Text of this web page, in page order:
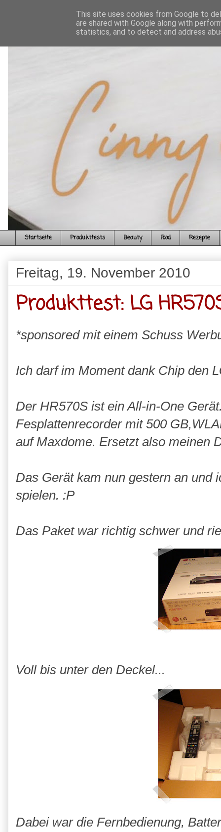
Startseite Produkttests Beauty Food Rezepte
Freitag, 19. November 2010
Produkttest: LG
*sponsored mit einem Schuss
Ich darf im Moment dank Chip den
Der HR570S ist ein All-in-One
Fesplattenrecorder mit 500
auf Maxdome. Ersetzt also meinen
Das Gerät kam nun gestern an und
spielen. :P
Das Paket war richtig schwer und
Voll bis unter den Deckel...
Dabei war die Fernbedienung,
This site uses cookies from Google to
are shared with Google along with
statistics, and to detect and address